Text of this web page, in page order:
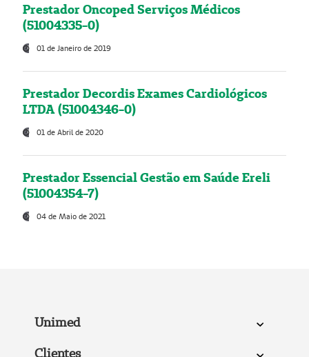
Prestador Oncoped Serviços Médicos
(51004335-0)
01 de Janeiro de 2019
Prestador Decordis Exames Cardiológicos
LTDA (51004346-0)
01 de Abril de 2020
Prestador Essencial Gestão em Saúde Ereli
(51004354-7)
04 de Maio de 2021
Unimed
Clientes